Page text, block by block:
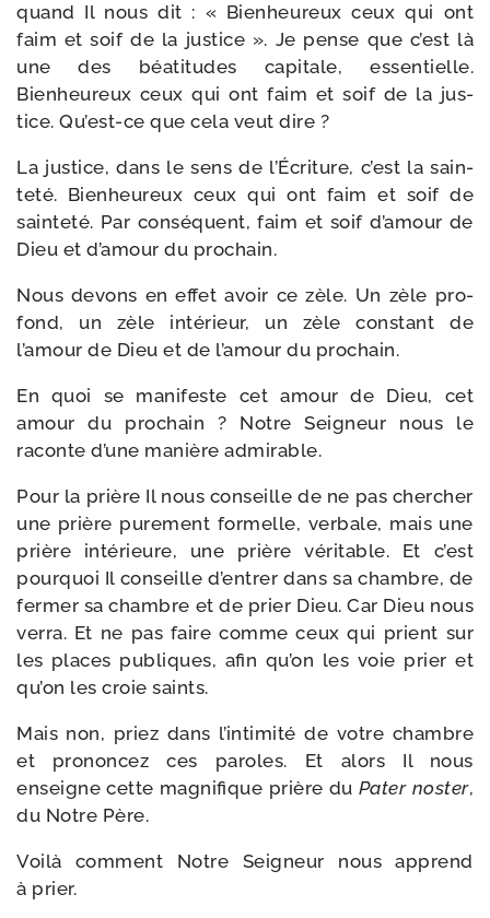
quand Il nous dit : « Bienheureux ceux qui ont
faim et soif de la jus­tice ». Je pense que c’est là
une des béa­ti­tudes capi­tale, essen­tielle.
Bienheureux ceux qui ont faim et soif de la jus­
tice. Qu’est-ce que cela veut dire ?
La jus­tice, dans le sens de l’Écriture, c’est la sain­
te­té. Bienheureux ceux qui ont faim et soif de
sain­te­té. Par consé­quent, faim et soif d’amour de
Dieu et d’amour du prochain.
Nous devons en effet avoir ce zèle. Un zèle pro­
fond, un zèle inté­rieur, un zèle constant de
l’amour de Dieu et de l’amour du prochain.
En quoi se mani­feste cet amour de Dieu, cet
amour du pro­chain ? Notre Seigneur nous le
raconte d’une manière admirable.
Pour la prière Il nous conseille de ne pas cher­cher
une prière pure­ment for­melle, ver­bale, mais une
prière inté­rieure, une prière véri­table. Et c’est
pour­quoi Il conseille d’entrer dans sa chambre, de
fer­mer sa chambre et de prier Dieu. Car Dieu nous
ver­ra. Et ne pas faire comme ceux qui prient sur
les places publiques, afin qu’on les voie prier et
qu’on les croie saints.
Mais non, priez dans l’intimité de votre chambre
et pro­non­cez ces paroles. Et alors Il nous
enseigne cette magni­fique prière du Pater nos­ter,
du Notre Père.
Voilà com­ment Notre Seigneur nous apprend
à prier.